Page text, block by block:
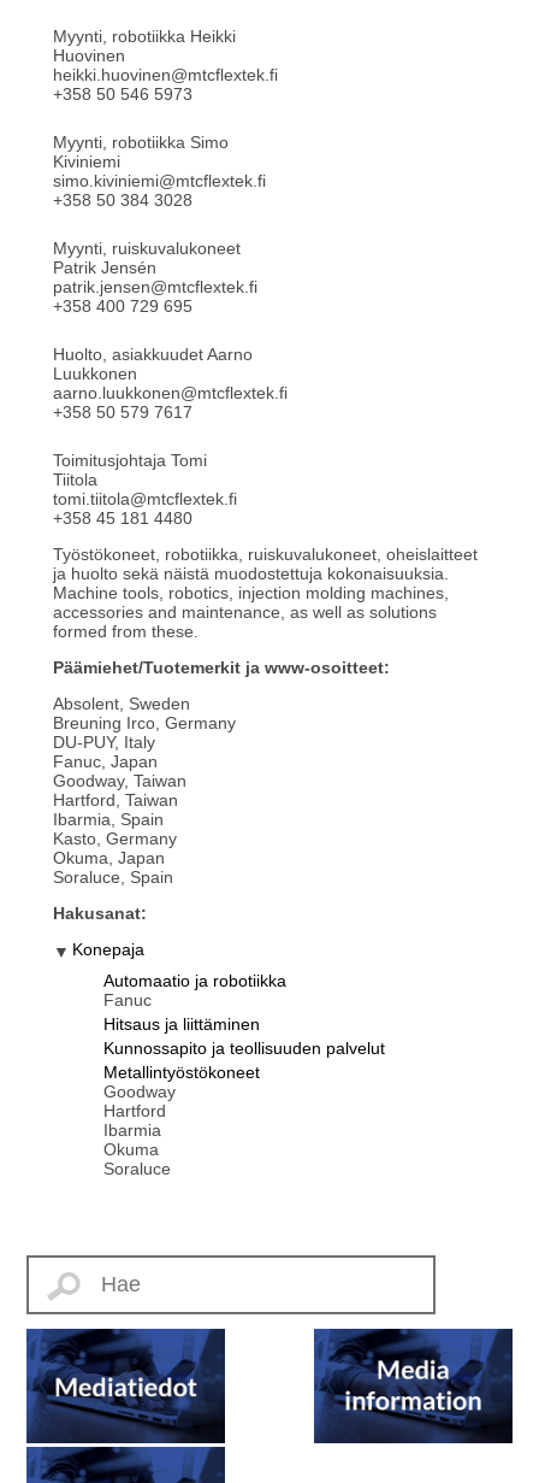
Myynti, robotiikka Heikki
Huovinen
heikki.huovinen@mtcflextek.fi
+358 50 546 5973
Myynti, robotiikka Simo
Kiviniemi
simo.kiviniemi@mtcflextek.fi
+358 50 384 3028
Myynti, ruiskuvalukoneet
Patrik Jensén
patrik.jensen@mtcflextek.fi
+358 400 729 695
Huolto, asiakkuudet Aarno
Luukkonen
aarno.luukkonen@mtcflextek.fi
+358 50 579 7617
Toimitusjohtaja Tomi
Tiitola
tomi.tiitola@mtcflextek.fi
+358 45 181 4480
Työstökoneet, robotiikka, ruiskuvalukoneet, oheislaitteet
ja huolto sekä näistä muodostettuja kokonaisuuksia.
Machine tools, robotics, injection molding machines,
accessories and maintenance, as well as solutions
formed from these.
Päämiehet/Tuotemerkit ja www-osoitteet:
Absolent, Sweden
Breuning Irco, Germany
DU-PUY, Italy
Fanuc, Japan
Goodway, Taiwan
Hartford, Taiwan
Ibarmia, Spain
Kasto, Germany
Okuma, Japan
Soraluce, Spain
Hakusanat:
Konepaja
Automaatio ja robotiikka
Fanuc
Hitsaus ja liittäminen
Kunnossapito ja teollisuuden palvelut
Metallintyöstökoneet
Goodway
Hartford
Ibarmia
Okuma
Soraluce